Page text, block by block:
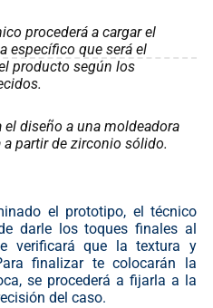
procederá a cargar el
específico que será el
producto según los
el diseño a una moldeadora
partir de zirconio sólido.
el prototipo, el técnico
darle los toques finales al
verificará que la textura y
finalizar te colocarán la
se procederá a fijarla a la
del caso.